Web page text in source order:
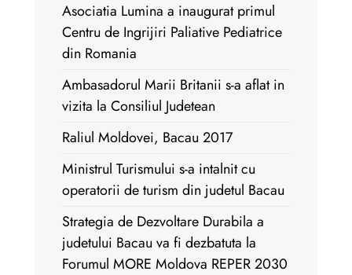
Asociatia Lumina a inaugurat primul
Centru de Ingrijiri Paliative Pediatrice
din Romania
Ambasadorul Marii Britanii s-a aflat in
vizita la Consiliul Judetean
Raliul Moldovei, Bacau 2017
Ministrul Turismului s-a intalnit cu
operatorii de turism din judetul Bacau
Strategia de Dezvoltare Durabila a
judetului Bacau va fi dezbatuta la
Forumul MORE Moldova REPER 2030